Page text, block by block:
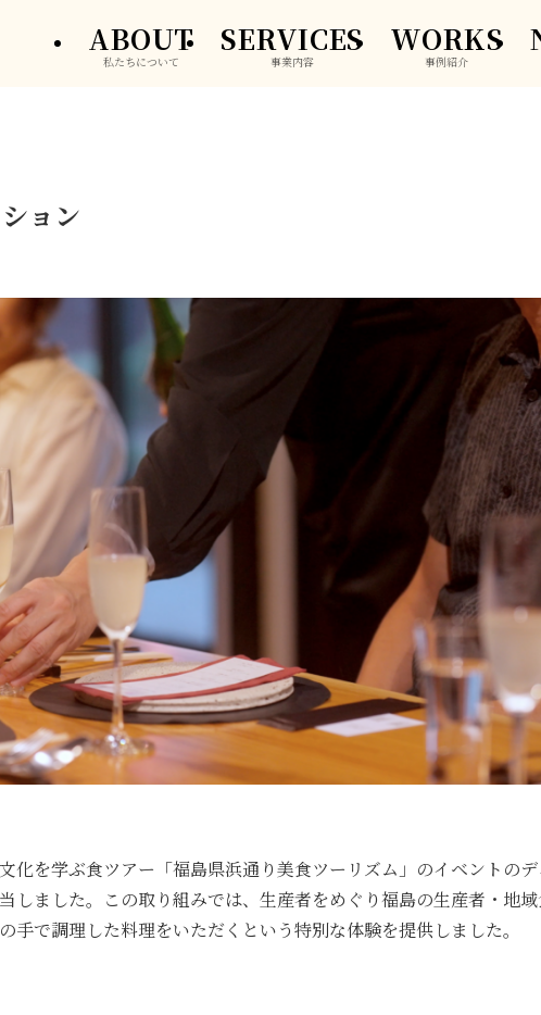
ABOUT
私たちについて
SERVICES
事業内容
WORKS
事例紹介
ョン
化を学ぶ食ツアー「福島県浜通り美食ツーリズム」のイベントのデ
しました。この取り組みでは、生産者をめぐり福島の生産者・地
で調理した料理をいただくという特別な体験を提供しました。